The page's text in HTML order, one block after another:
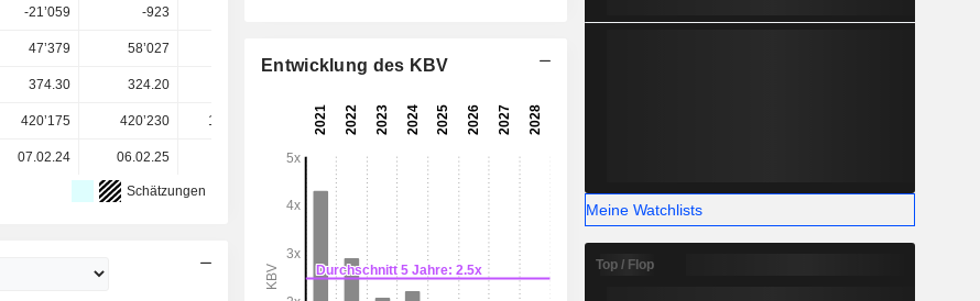
-21’059 -923
47’379 58’027
374.30 324.20
420’175 420’230 1’321’047 1’321’059
07.02.24 06.02.25 -
Schätzungen
Entwicklung des KBV
Meine Watchlists
Top / Flop